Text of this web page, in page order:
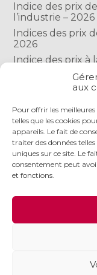
aux
Pour offrir les meilleures
telles que les cookies
appareils. Le fait de
traiter des données
uniques sur ce site. Le
consentement peut
et fonctions.
Indice des prix
l’industrie – 2026
Indices des prix
2026
Indice des prix à
Indice des prix à
ACTUALITÉS